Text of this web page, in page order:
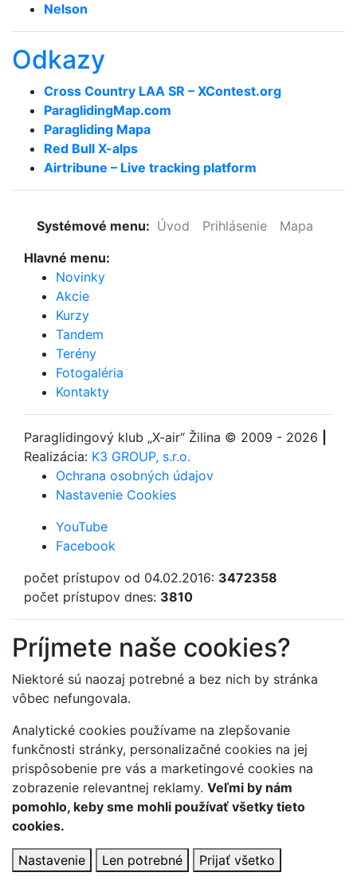
Nelson
Odkazy
Cross Country LAA SR – XContest.org
ParaglidingMap­.com
Paragliding Mapa
Red Bull X-alps
Airtribune – Live tracking platform
Systémové menu: Úvod Prihlásenie
Mapa
Hlavné menu:
Novinky
Akcie
Kurzy
Tandem
Terény
Fotogaléria
Kontakty
Paraglidingový klub „X-air“ Žilina © 2009 - 2026
Realizácia: K3 GROUP, s.r.o.
Ochrana osobných údajov
Nastavenie Cookies
YouTube
Facebook
počet prístupov od 04.02.2016: 3472358
počet prístupov dnes: 3810
Príjmete naše cookies?
Niektoré sú naozaj potrebné a bez nich by stránka
vôbec nefungovala.
Analytické cookies používame na zlepšovanie
funkčnosti stránky, personalizačné cookies na jej
prispôsobenie pre vás a marketingové cookies na
zobrazenie relevantnej reklamy. Veľmi by nám
pomohlo, keby sme mohli používať všetky tieto
cookies.
Nastavenie Len potrebné Prijať všetko